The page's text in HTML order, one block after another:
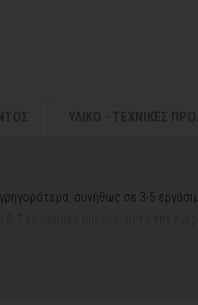
συνήθως σε 3-5
5-7 εργάσιμες ημέρες, μετά την
σας νωρίτερα!